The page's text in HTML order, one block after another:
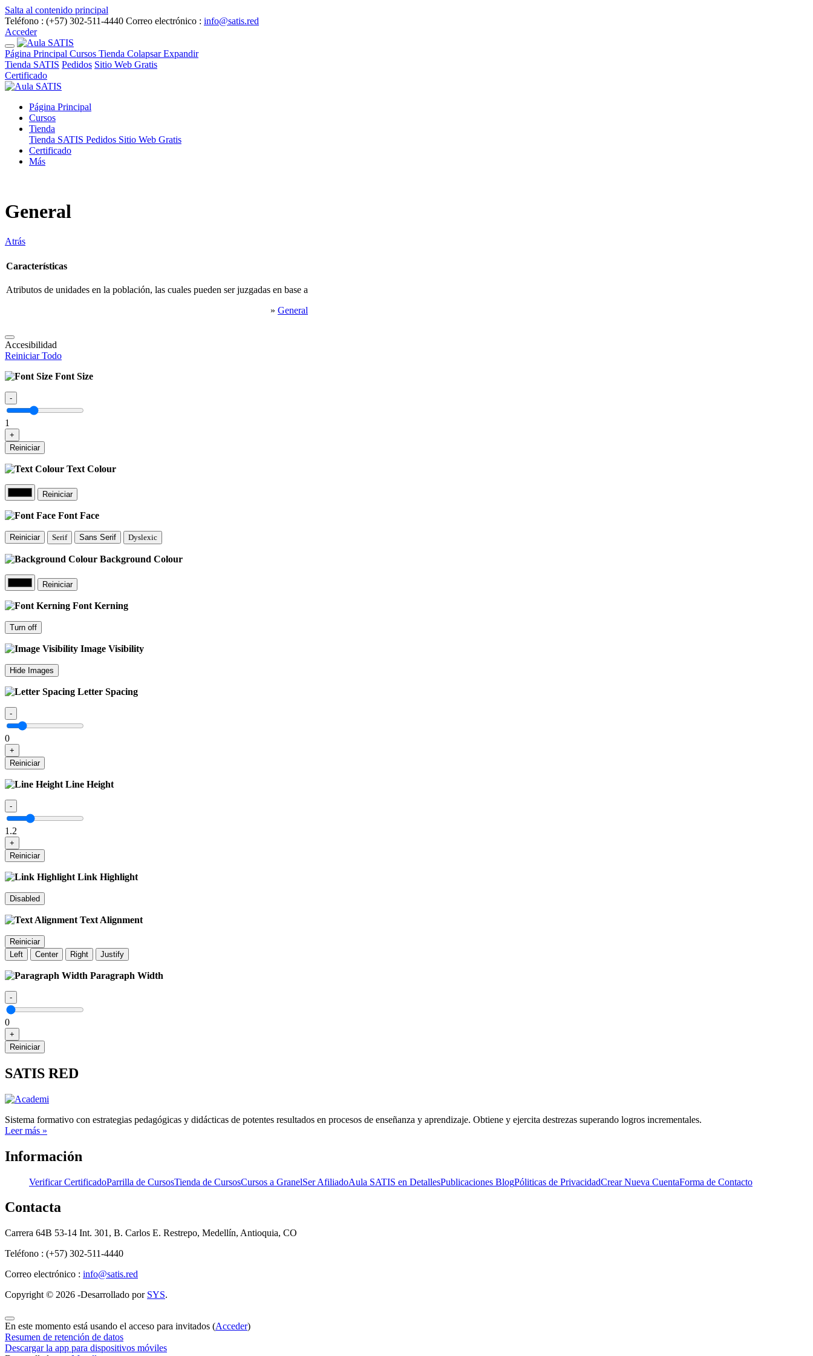
Salta al contenido principal
Teléfono : (+57) 302-511-4440 Correo electrónico : info@satis.red
Acceder
Página Principal Cursos Tienda ColapsarExpandir
Tienda SATIS Pedidos Sitio Web Gratis
Certificado
Página Principal
Cursos
Tienda
Tienda SATIS Pedidos Sitio Web Gratis
Certificado
Más
General
Atrás
Características
Atributos de unidades en la población, las cuales pueden ser juzgadas en base a
» General
Accesibilidad
Reiniciar Todo
Font Size
-
1
+
Reiniciar
Text Colour
Reiniciar
Font Face
Reiniciar Serif Sans Serif Dyslexic
Background Colour
Reiniciar
Font Kerning
Turn off
Image Visibility
Hide Images
Letter Spacing
-
0
+
Reiniciar
Line Height
-
1.2
+
Reiniciar
Link Highlight
Disabled
Text Alignment
Reiniciar
Left
Center Right Justify
Paragraph Width
-
0
+
Reiniciar
SATIS RED
Sistema formativo con estrategias pedagógicas y didácticas de potentes resultados en procesos de enseñanza y aprendizaje. Obtiene y ejercita destrezas superando logros incrementales.
Leer más »
Información
Verificar CertificadoParrilla de CursosTienda de CursosCursos a GranelSer AfiliadoAula SATIS en DetallesPublicaciones BlogPóliticas de PrivacidadCrear Nueva CuentaForma de Contacto
Contacta
Carrera 64B 53-14 Int. 301, B. Carlos E. Restrepo, Medellín, Antioquia, CO
Teléfono : (+57) 302-511-4440
Correo electrónico : info@satis.red
Copyright © 2026 -Desarrollado por SYS.
En este momento está usando el acceso para invitados (Acceder)
Resumen de retención de datos
Descargar la app para dispositivos móviles